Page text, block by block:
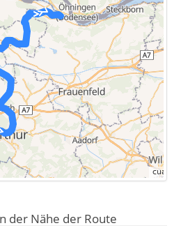
der Nähe der Route